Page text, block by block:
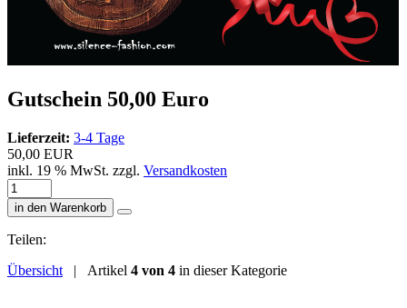
Gutschein 50,00 Euro
Lieferzeit: 3-4 Tage
50,00 EUR
inkl. 19 % MwSt. zzgl. Versandkosten
in den Warenkorb
Teilen:
Übersicht | Artikel 4 von 4 in dieser Kategorie